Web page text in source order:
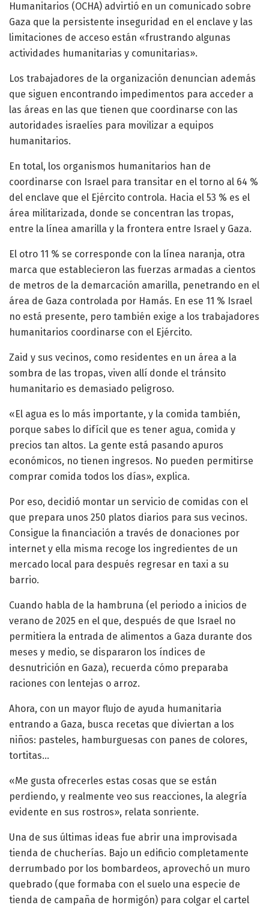
Humanitarios (OCHA) advirtió en un comunicado sobre
Gaza que la persistente inseguridad en el enclave y las
limitaciones de acceso están «frustrando algunas
actividades humanitarias y comunitarias».
Los trabajadores de la organización denuncian además
que siguen encontrando impedimentos para acceder a
las áreas en las que tienen que coordinarse con las
autoridades israelíes para movilizar a equipos
humanitarios.
En total, los organismos humanitarios han de
coordinarse con Israel para transitar en el torno al 64 %
del enclave que el Ejército controla. Hacia el 53 % es el
área militarizada, donde se concentran las tropas,
entre la línea amarilla y la frontera entre Israel y Gaza.
El otro 11 % se corresponde con la línea naranja, otra
marca que establecieron las fuerzas armadas a cientos
de metros de la demarcación amarilla, penetrando en el
área de Gaza controlada por Hamás. En ese 11 % Israel
no está presente, pero también exige a los trabajadores
humanitarios coordinarse con el Ejército.
Zaid y sus vecinos, como residentes en un área a la
sombra de las tropas, viven allí donde el tránsito
humanitario es demasiado peligroso.
«El agua es lo más importante, y la comida también,
porque sabes lo difícil que es tener agua, comida y
precios tan altos. La gente está pasando apuros
económicos, no tienen ingresos. No pueden permitirse
comprar comida todos los días», explica.
Por eso, decidió montar un servicio de comidas con el
que prepara unos 250 platos diarios para sus vecinos.
Consigue la financiación a través de donaciones por
internet y ella misma recoge los ingredientes de un
mercado local para después regresar en taxi a su
barrio.
Cuando habla de la hambruna (el periodo a inicios de
verano de 2025 en el que, después de que Israel no
permitiera la entrada de alimentos a Gaza durante dos
meses y medio, se dispararon los índices de
desnutrición en Gaza), recuerda cómo preparaba
raciones con lentejas o arroz.
Ahora, con un mayor flujo de ayuda humanitaria
entrando a Gaza, busca recetas que diviertan a los
niños: pasteles, hamburguesas con panes de colores,
tortitas…
«Me gusta ofrecerles estas cosas que se están
perdiendo, y realmente veo sus reacciones, la alegría
evidente en sus rostros», relata sonriente.
Una de sus últimas ideas fue abrir una improvisada
tienda de chucherías. Bajo un edificio completamente
derrumbado por los bombardeos, aprovechó un muro
quebrado (que formaba con el suelo una especie de
tienda de campaña de hormigón) para colgar el cartel